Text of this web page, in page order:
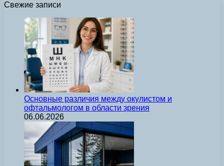
Свежие записи
Основные различия между окулистом и
офтальмологом в области зрения
06.06.2026